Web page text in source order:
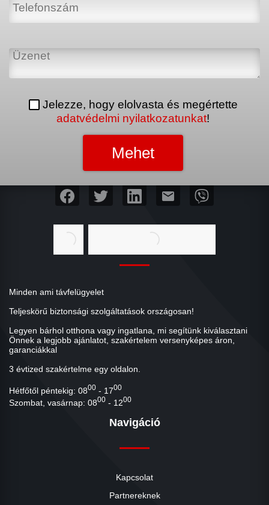
Jelezze, hogy elolvasta és megértette
adatvédelmi nyilatkozatunkat!
mail
Minden ami távfelügyelet
Teljeskörű biztonsági szolgáltatások országosan!
Legyen bárhol otthona vagy ingatlana, mi segítünk kiválasztani
Önnek a legjobb ajánlatot, szakértelem versenyképes áron,
garanciákkal
3 évtized szakértelme egy oldalon.
Hétfőtől péntekig: 0800 - 1700
Szombat, vasárnap: 0800 - 1200
Navigáció
Kapcsolat
Partnereknek